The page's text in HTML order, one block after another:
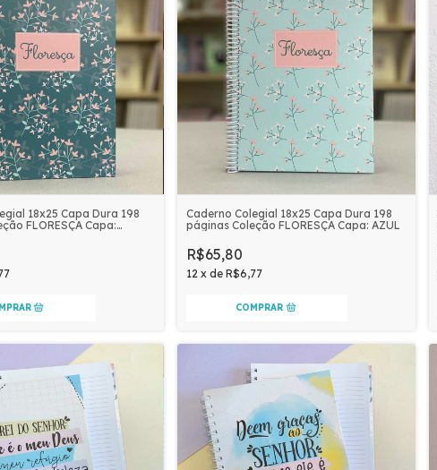
18x25 Capa Dura 198
FLORESÇA Capa:
Caderno Colegial 18x25 Capa Dura 198
páginas Coleção FLORESÇA Capa: AZUL
R$65,80
12 x de R$6,77